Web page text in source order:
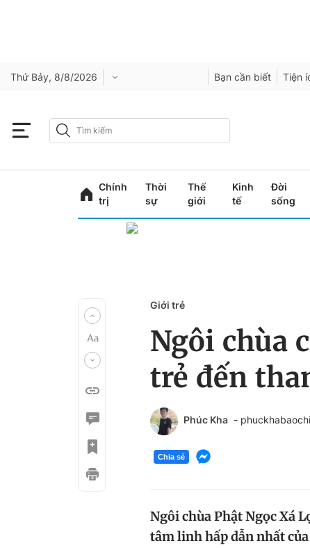
Thứ Bảy, 8/8/2026 Bạn cần biết Tiện
Chính
trị
Thời
sự
Thế
giới
Kinh
tế
Đời
sống
Giới trẻ
Ngôi chùa
trẻ đến
Phúc Kha -
Chia sẻ
Ngôi chùa Phật Ngọc Xá
tâm linh hấp dẫn nhất